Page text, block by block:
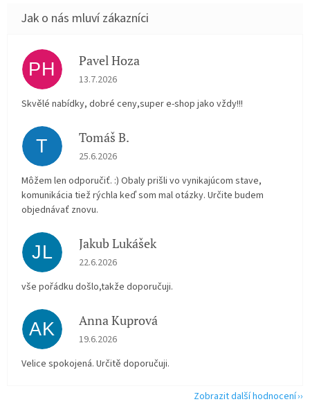
PH Pavel Hoza
Hodnocení obchodu je 5 z 5 hvězdiček.
13.7.2026
Skvělé nabídky, dobré ceny,super e-shop jako vždy!!!
T Tomáš B.
Hodnocení obchodu je 5 z 5 hvězdiček.
25.6.2026
Môžem len odporučiť. :) Obaly prišli vo vynikajúcom stave,
komunikácia tiež rýchla keď som mal otázky. Určite budem
objednávať znovu.
JL Jakub Lukášek
Hodnocení obchodu je 5 z 5 hvězdiček.
22.6.2026
vše pořádku došlo,takže doporučuji.
AK Anna Kuprová
Hodnocení obchodu je 5 z 5 hvězdiček.
19.6.2026
Velice spokojená. Určitě doporučuji.
Zobrazit další hodnocení